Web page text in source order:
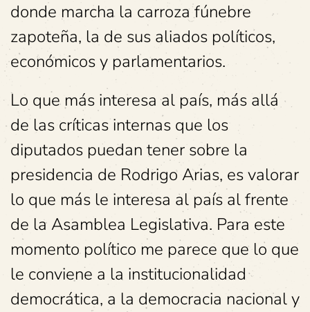
donde marcha la carroza fúnebre
zapoteña, la de sus aliados políticos,
económicos y parlamentarios.
Lo que más interesa al país, más allá
de las críticas internas que los
diputados puedan tener sobre la
presidencia de Rodrigo Arias, es valorar
lo que más le interesa al país al frente
de la Asamblea Legislativa. Para este
momento político me parece que lo que
le conviene a la institucionalidad
democrática, a la democracia nacional y